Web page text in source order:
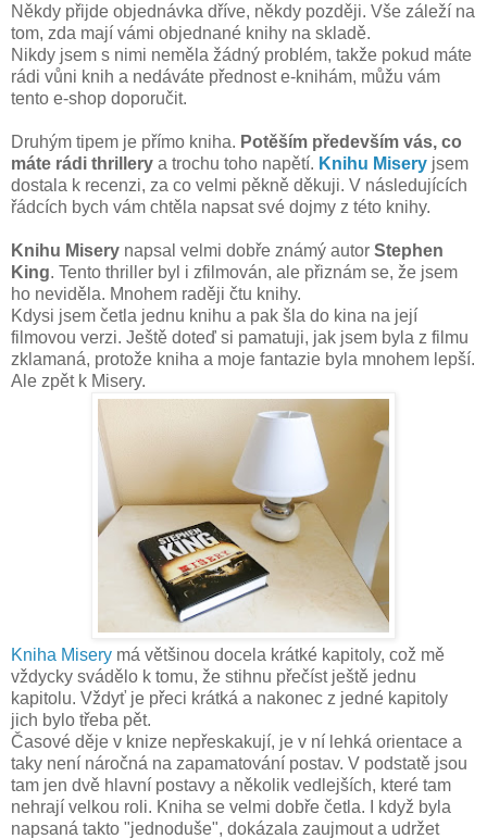
Někdy přijde objednávka dříve, někdy později. Vše záleží na
tom, zda mají vámi objednané knihy na skladě.
Nikdy jsem s nimi neměla žádný problém, takže pokud máte
rádi vůni knih a nedáváte přednost e-knihám, můžu vám
tento e-shop doporučit.
Druhým tipem je přímo kniha. Potěším především vás, co
máte rádi thrillery a trochu toho napětí. Knihu Misery jsem
dostala k recenzi, za co velmi pěkně děkuji. V následujících
řádcích bych vám chtěla napsat své dojmy z této knihy.
Knihu Misery napsal velmi dobře známý autor Stephen
King. Tento thriller byl i zfilmován, ale přiznám se, že jsem
ho neviděla. Mnohem raději čtu knihy.
Kdysi jsem četla jednu knihu a pak šla do kina na její
filmovou verzi. Ještě doteď si pamatuji, jak jsem byla z filmu
zklamaná, protože kniha a moje fantazie byla mnohem lepší.
Ale zpět k Misery.
Kniha Misery má většinou docela krátké kapitoly, což mě
vždycky svádělo k tomu, že stihnu přečíst ještě jednu
kapitolu. Vždyť je přeci krátká a nakonec z jedné kapitoly
jich bylo třeba pět.
Časové děje v knize nepřeskakují, je v ní lehká orientace a
taky není náročná na zapamatování postav. V podstatě jsou
tam jen dvě hlavní postavy a několik vedlejších, které tam
nehrají velkou roli. Kniha se velmi dobře četla. I když byla
napsaná takto "jednoduše", dokázala zaujmout a udržet